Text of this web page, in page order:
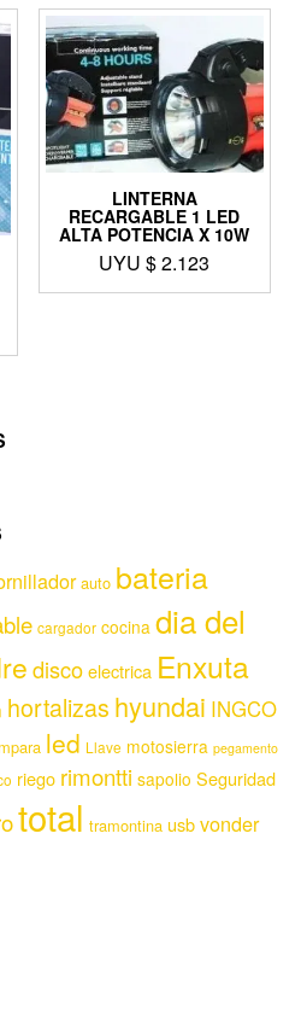
LINTERNA
RECARGABLE 1 LED
ALTA POTENCIA X 10W
UYU $2.123
auto bateria
cargador cocina dia del
discoelectrica Enxuta
hortalizas hyundai INGCO
led Llave motosierra pegamento
riego rimontti sapolio Seguridad
total tramontina usbvonder